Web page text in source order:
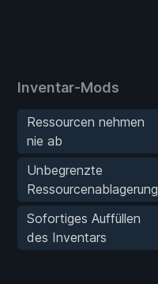
Inventar-Mods
Ressourcen nehmen
nie ab
Unbegrenzte
Ressourcenablagerung
Sofortiges Auffüllen
des Inventars